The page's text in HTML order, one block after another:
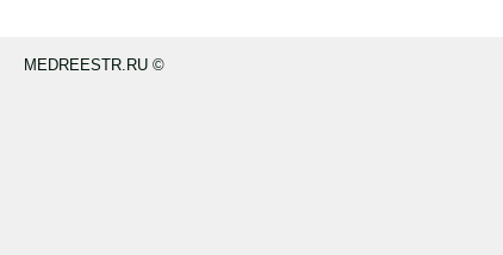
MEDREESTR.RU ©